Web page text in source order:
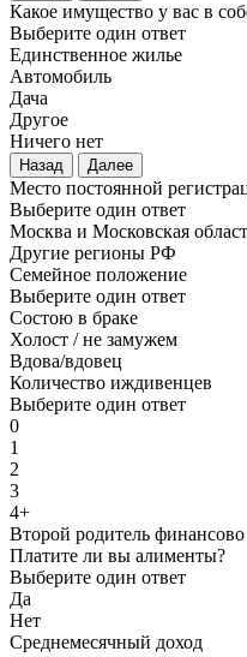
Какое имущество у вас в
Выберите один ответ
Единственное жилье
Автомобиль
Дача
Другое
Ничего нет
Назад Далее
Место постоянной
Выберите один ответ
Москва и Московская
Другие регионы РФ
Семейное положение
Выберите один ответ
Состою в браке
Холост / не замужем
Вдова/вдовец
Количество иждивенцев
Выберите один ответ
0
1
2
3
4+
Второй родитель финансово
Платите ли вы алименты?
Выберите один ответ
Да
Нет
Среднемесячный доход